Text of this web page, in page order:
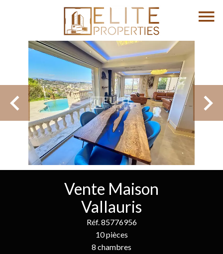
Vente Maison
Vallauris
Réf. 85776956
10 pièces
8 chambres